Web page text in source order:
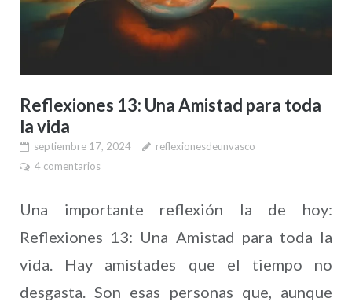
Reflexiones 13: Una Amistad para toda
la vida
septiembre 17, 2024
reflexionesdeunvasco
4 comentarios
Una importante reflexión la de hoy:
Reflexiones 13: Una Amistad para toda la
vida. Hay amistades que el tiempo no
desgasta. Son esas personas que, aunque